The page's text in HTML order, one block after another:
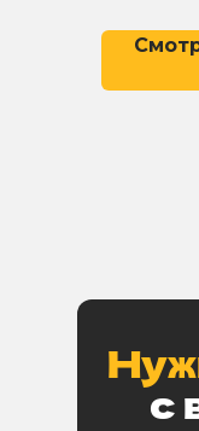
с